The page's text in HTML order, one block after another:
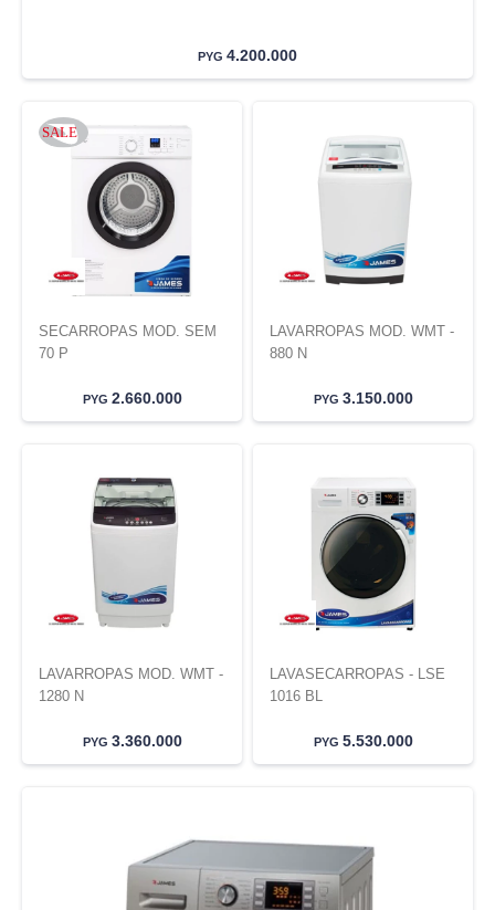
PYG 4.200.000
SECARROPAS MOD. SEM
70 P
PYG 2.660.000
LAVARROPAS MOD. WMT -
880 N
PYG 3.150.000
LAVARROPAS MOD. WMT -
1280 N
PYG 3.360.000
LAVASECARROPAS - LSE
1016 BL
PYG 5.530.000